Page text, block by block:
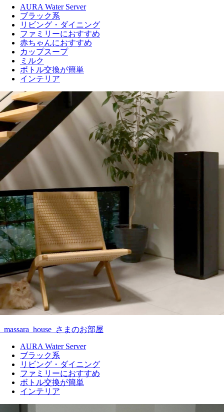
AURA Water Server
ブラック系
リビング・ダイニング
ファミリーにおすすめ
赤ちゃんにおすすめ
カップスープ
ミルク
ボトル交換が簡単
インテリア
_massara_house_さまのお部屋
AURA Water Server
ブラック系
リビング・ダイニング
ファミリーにおすすめ
ボトル交換が簡単
インテリア